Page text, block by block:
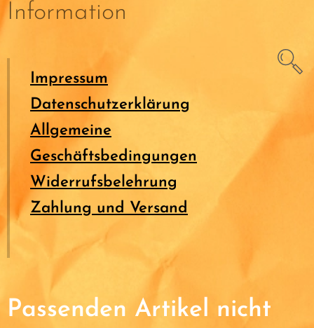
Information
Impressum
Datenschutzerklärung
Allgemeine
Geschäftsbedingungen
Widerrufsbelehrung
Zahlung und Versand
Passenden Artikel nicht